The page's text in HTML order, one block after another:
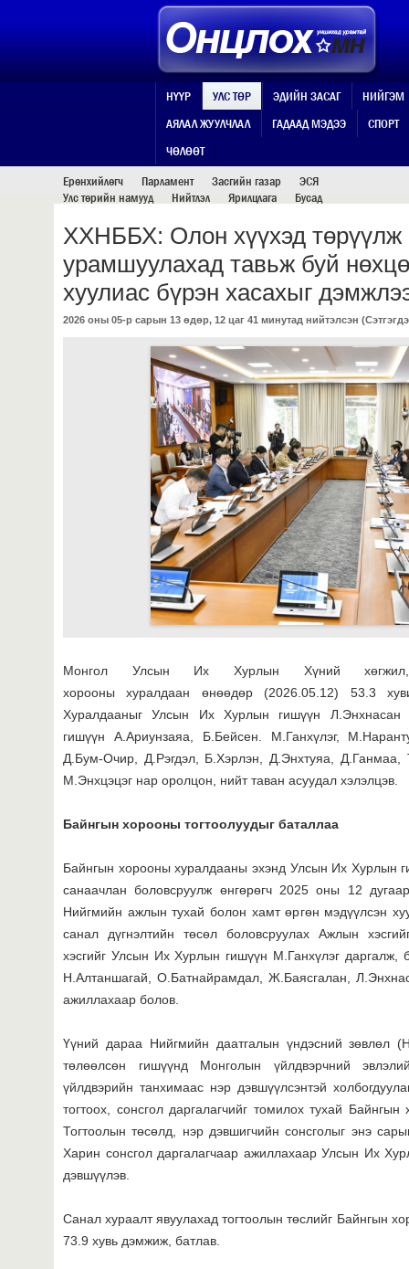
УЛС ТӨР
НҮҮР УЛС ТӨР ЭДИЙН ЗАСАГ
НИЙГЭМ
АЯЛАЛ ЖУУЛЧЛАЛ
ГАДААД МЭДЭЭ
СПОРТ
ЧӨЛӨӨТ
Ерөнхийлөгч
Парламент Засгийн газар
ЭСЯ
Улс төрийн намууд
Нийтлэл Ярилцлага Бусад
ХХНББХ: Олон хүүхэд төрүүлж
урамшуулахад тавьж буй
хуулиас бүрэн хасахыг
2026 оны 05-р сарын 13 өдөр, 12 цаг 41 минутад нийтэлсэн (
Монгол Улсын Их Хурлын Хүний хөгжил,
хорооны хуралдаан өнөөдөр (2026.05.12) 53.3
Хуралдааныг Улсын Их Хурлын гишүүн
гишүүн А.Ариунзаяа, Б.Бейсен. М.Ганхүлэг,
Д.Бум-Очир, Д.Рэгдэл, Б.Хэрлэн, Д.Энхтуяа,
М.Энхцэцэг нар оролцон, нийт таван асуудал хэлэлцэв.
Байнгын хорооны тогтоолуудыг баталлаа
Байнгын хорооны хуралдааны эхэнд Улсын Их Хурлын
санаачлан боловсруулж өнгөрөгч 2025 оны 12
Нийгмийн ажлын тухай болон хамт өргөн мэдүүлсэн
санал дүгнэлтийн төсөл боловсруулах Ажлын
хэсгийг Улсын Их Хурлын гишүүн М.Ганхүлэг
Н.Алтаншагай, О.Батнайрамдал, Ж.Баясгалан,
ажиллахаар болов.
Үүний дараа Нийгмийн даатгалын үндэсний зөвлөл
төлөөлсөн гишүүнд Монголын үйлдвэрчний
үйлдвэрийн танхимаас нэр дэвшүүлсэнтэй
тогтоох, сонсгол даргалагчийг томилох тухай
Тогтоолын төсөлд, нэр дэвшигчийн сонсголыг энэ
Харин сонсгол даргалагчаар ажиллахаар Улсын Их
дэвшүүлэв.
Санал хураалт явуулахад тогтоолын төслийг Байнгын
73.9 хувь дэмжиж, батлав.